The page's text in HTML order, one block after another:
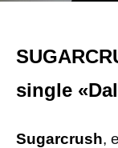
single
Sugarcrush,